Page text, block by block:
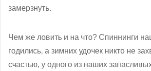
замерзнуть.
Чем же ловить и на что? Спиннинги
годились, а зимних удочек никто не
счастью, у одного из наших